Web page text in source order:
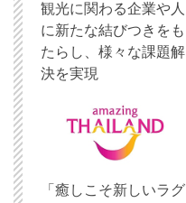
観光に関わる企業や人
に新たな結びつきをも
たらし、様々な課題解
決を実現
「癒しこそ新しいラグ